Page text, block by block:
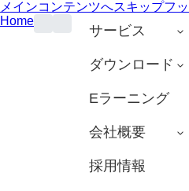
メインコンテンツへスキップフ
Home
サービス
ダウンロード
Eラーニング
会社概要
採用情報